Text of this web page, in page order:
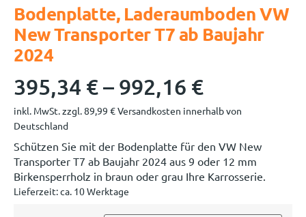
Bodenplatte, Laderaumboden VW
New Transporter T7 ab Baujahr
2024
395,34 €– 992,16 €
inkl. MwSt. zzgl. 89,99 €Versandkosten innerhalb von
Deutschland
Schützen Sie mit der Bodenplatte für den VW New
Transporter T7 ab Baujahr 2024 aus 9 oder 12 mm
Birkensperrholz in braun oder grau Ihre Karrosserie.
Lieferzeit:ca. 10 Werktage